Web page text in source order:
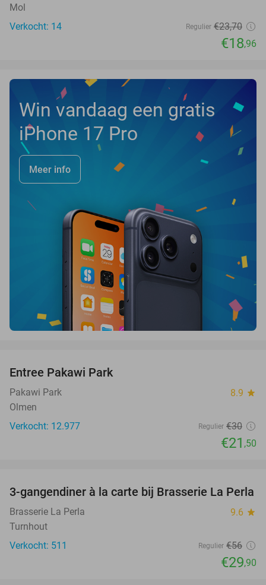
Mol
Verkocht: 14
Regulier €23,70
€18,96
Win vandaag een gratis
iPhone 17 Pro
Meer info
Entree Pakawi Park
Pakawi Park 8.9 star
Olmen
Verkocht: 12.977
Regulier €30
€21 ,50
47%
3-gangendiner à la carte bij Brasserie La Perla
Brasserie La Perla 9.6 star
Turnhout
Verkocht: 511
Regulier €56
€29,90